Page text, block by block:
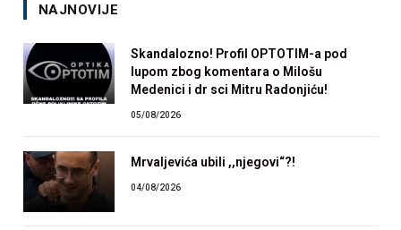
NAJNOVIJE
Skandalozno! Profil OPTOTIM-a pod
lupom zbog komentara o Milošu
Medenici i dr sci Mitru Radonjiću!
05/08/2026
Mrvaljevića ubili ,,njegovi“?!
04/08/2026